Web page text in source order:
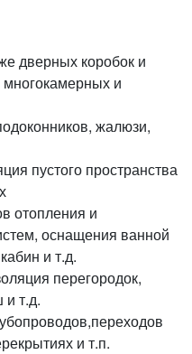
дверных коробок и
и
жалюзи,
пустого пространства
отопления и
оснащения ванной
и т.д.
перегородок,
т.д.
и т.п.